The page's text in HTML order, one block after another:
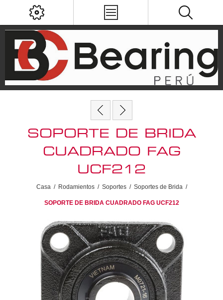
SOPORTE DE BRIDA
CUADRADO FAG
UCF212
Casa / Rodamientos / Soportes / Soportes de Brida /
SOPORTE DE BRIDA CUADRADO FAG UCF212